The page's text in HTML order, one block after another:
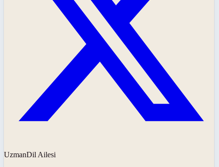
UzmanDil Ailesi